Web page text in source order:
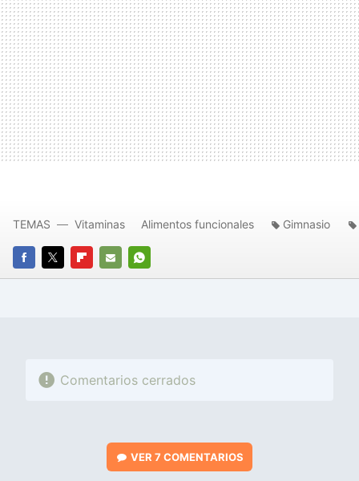
FACEBOOK
TWITTERFLIPBOARD
E-
WHATSAPP
TEMAS Vitaminas Alimentos funcionales Gimnasio
Comentarios cerrados
VER7 COMENTARIOS